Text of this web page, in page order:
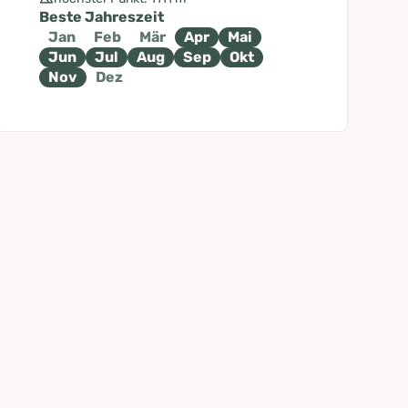
Beste Jahreszeit
Jan
Feb Mär Apr
Mai
Jun
Jul Aug Sep
Okt
Nov
Dez